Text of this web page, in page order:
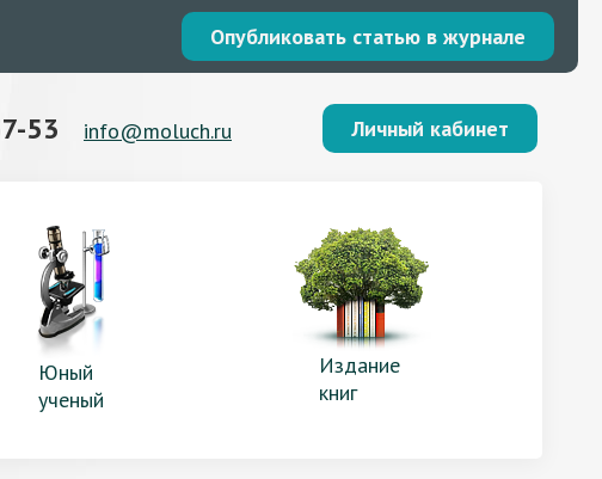
Опубликовать статью в журнале
53 info@moluch.ru Личный кабинет
Юный
ученый
Издание
книг